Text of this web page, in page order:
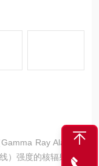
Ray Alarm）
）强度的核辐射检测